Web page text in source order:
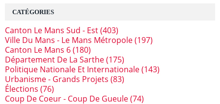
CATÉGORIES
Canton Le Mans Sud - Est(403)
Ville Du Mans - Le Mans Métropole(197)
Canton Le Mans 6(180)
Département De La Sarthe(175)
Politique Nationale Et Internationale(143)
Urbanisme - Grands Projets (83)
Élections (76)
Coup De Coeur - Coup De Gueule(74)